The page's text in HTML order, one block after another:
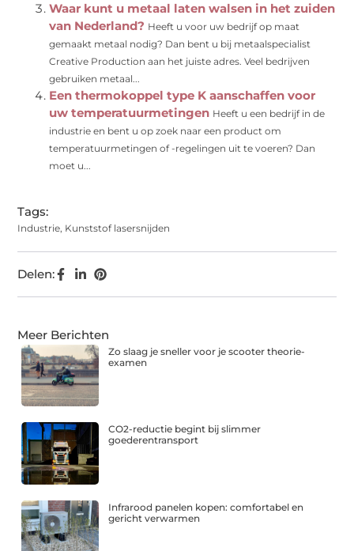
Waar kunt u metaal laten walsen in het zuiden
van Nederland? Heeft u voor uw bedrijf op maat
gemaakt metaal nodig? Dan bent u bij metaalspecialist
Creative Production aan het juiste adres. Veel bedrijven
gebruiken metaal...
Een thermokoppel type K aanschaffen voor
uw temperatuurmetingen Heeft u een bedrijf in de
industrie en bent u op zoek naar een product om
temperatuurmetingen of -regelingen uit te voeren? Dan
moet u...
Tags:
Industrie, Kunststof lasersnijden
Delen:
Meer Berichten
Zo slaag je sneller voor je scooter theorie-
examen
CO2-reductie begint bij slimmer
goederentransport
Infrarood panelen kopen: comfortabel en
gericht verwarmen